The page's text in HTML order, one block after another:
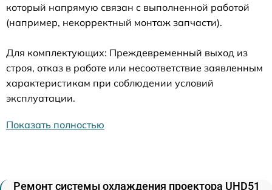
который напрямую связан с выполненной работой
(например, некорректный монтаж запчасти).
Для комплектующих: Преждевременный выход из
строя, отказ в работе или несоответствие заявленным
характеристикам при соблюдении условий
эксплуатации.
Показать полностью
Ремонт системы охлаждения проектора UHD51